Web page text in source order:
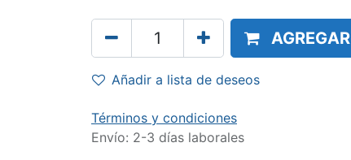
Añadir a lista de deseos
Términos y condiciones
Envío: 2-3 días laborales